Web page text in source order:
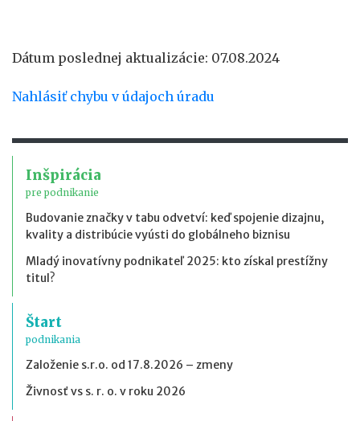
Dátum poslednej aktualizácie: 07.08.2024
Nahlásiť chybu v údajoch úradu
Inšpirácia
pre podnikanie
Budovanie značky v tabu odvetví: keď spojenie dizajnu,
kvality a distribúcie vyústi do globálneho biznisu
Mladý inovatívny podnikateľ 2025: kto získal prestížny
titul?
Štart
podnikania
Založenie s.r.o. od 17.8.2026 – zmeny
Živnosť vs s. r. o. v roku 2026